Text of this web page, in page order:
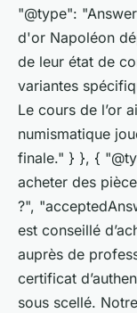
"@type":
d'or Napoléon
de leur état de
variantes
Le cours de l’or
numismatique
finale." } }, {
acheter des
?",
est conseillé
auprès de
certificat
sous scellé.